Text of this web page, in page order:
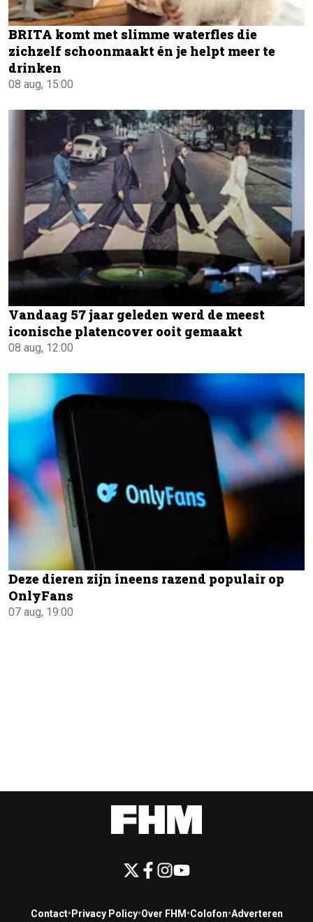
BRITA komt met slimme waterfles die
zichzelf schoonmaakt én je helpt meer te
drinken
08 aug, 15:00
Vandaag 57 jaar geleden werd de meest
iconische platencover ooit gemaakt
08 aug, 12:00
Deze dieren zijn ineens razend populair op
OnlyFans
07 aug, 19:00
Contact•Privacy Policy•Over FHM•Colofon•Adverteren